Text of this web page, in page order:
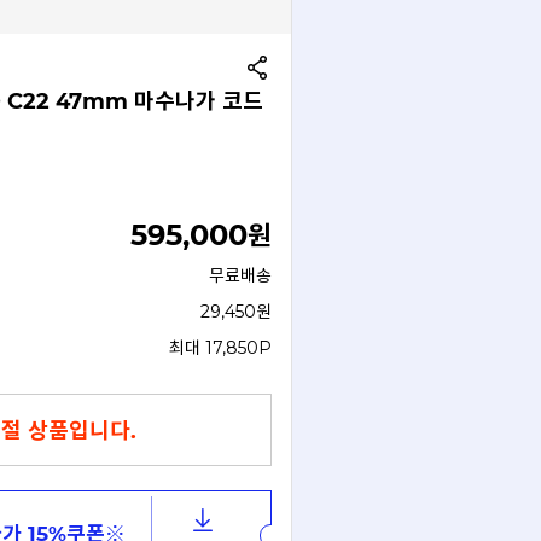
47mm 마수나가 코드
595,000원
무료배송
29,450원
최대 17,850P
상품입니다.
15%쿠폰※